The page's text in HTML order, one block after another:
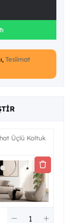
Teslimat
Üçlü Koltuk